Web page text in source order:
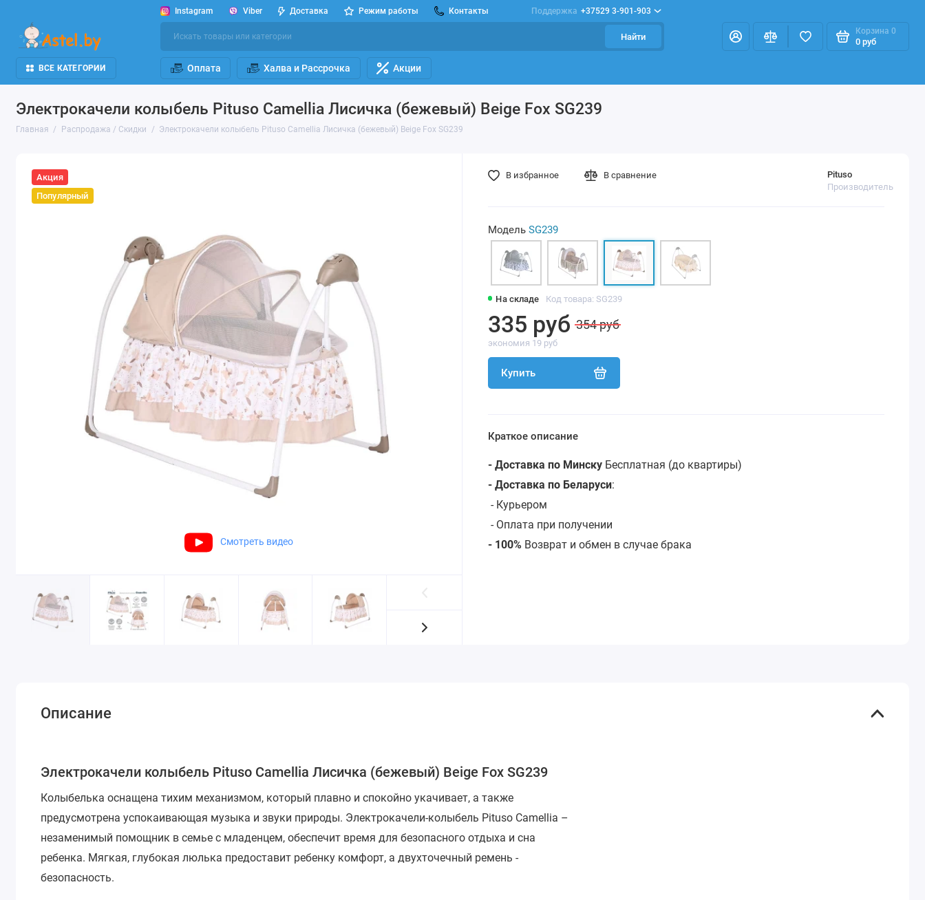
Instagram Viber Доставка Режим работы Контакты Поддержка +37529 3-901-903
Найти
Корзина 0
0 руб
ВСЕ КАТЕГОРИИ Оплата Халва и Рассрочка Акции
Электрокачели колыбель Pituso Camellia Лисичка (бежевый) Beige Fox SG239
Главная Распродажа / Скидки Электрокачели колыбель Pituso Camellia Лисичка (бежевый) Beige Fox SG239
Акция
Популярный
Смотреть видео
На складе Код товара: SG239
Pituso
Производитель
335 руб 354 руб
экономия 19 руб
Купить
В избранное В сравнение
Модель SG239
Краткое описание
- Доставка по МинскуБесплатная (до квартиры)
- Доставка по Беларуси:
- Курьером
- Оплата при получении
- 100% Возврат и обмен в случае брака
Описание
Электрокачели колыбель Pituso Camellia Лисичка (бежевый) Beige Fox SG239
Колыбелька оснащена тихим механизмом, который плавно и спокойно укачивает, а также
предусмотрена успокаивающая музыка и звуки природы. Электрокачели-колыбель Pituso Camellia –
незаменимый помощник в семье с младенцем, обеспечит время для безопасного отдыха и сна
ребенка. Мягкая, глубокая люлька предоставит ребенку комфорт, а двухточечный ремень -
безопасность.